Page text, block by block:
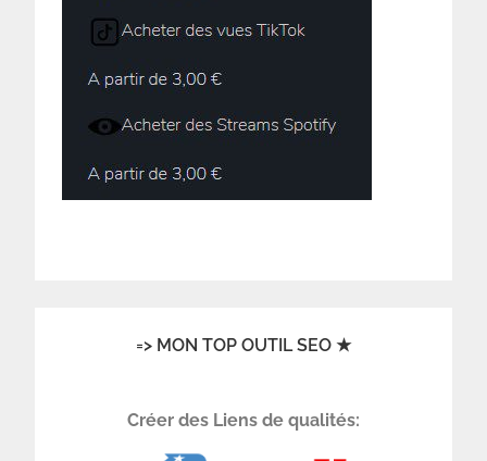
=> MON TOP OUTIL SEO ★
Créer des Liens de qualités: